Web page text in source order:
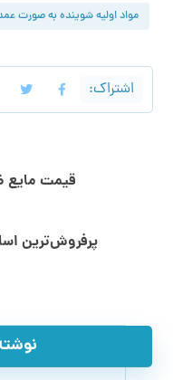
مواد اولیه شوینده به صورت
قیمت مایع
پرفروش‌ترین